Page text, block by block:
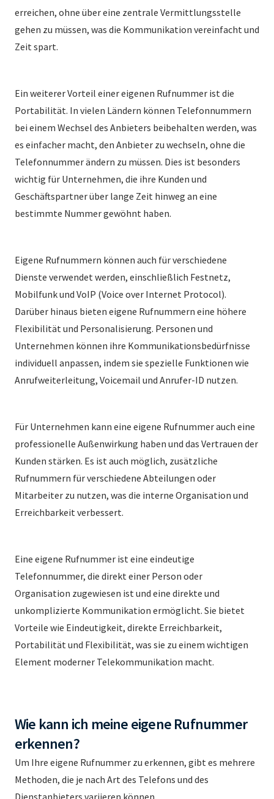
erreichen, ohne über eine zentrale Vermittlungsstelle
gehen zu müssen, was die Kommunikation vereinfacht und
Zeit spart.
Ein weiterer Vorteil einer eigenen Rufnummer ist die
Portabilität. In vielen Ländern können Telefonnummern
bei einem Wechsel des Anbieters beibehalten werden, was
es einfacher macht, den Anbieter zu wechseln, ohne die
Telefonnummer ändern zu müssen. Dies ist besonders
wichtig für Unternehmen, die ihre Kunden und
Geschäftspartner über lange Zeit hinweg an eine
bestimmte Nummer gewöhnt haben.
Eigene Rufnummern können auch für verschiedene
Dienste verwendet werden, einschließlich Festnetz,
Mobilfunk und VoIP (Voice over Internet Protocol).
Darüber hinaus bieten eigene Rufnummern eine höhere
Flexibilität und Personalisierung. Personen und
Unternehmen können ihre Kommunikationsbedürfnisse
individuell anpassen, indem sie spezielle Funktionen wie
Anrufweiterleitung, Voicemail und Anrufer-ID nutzen.
Für Unternehmen kann eine eigene Rufnummer auch eine
professionelle Außenwirkung haben und das Vertrauen der
Kunden stärken. Es ist auch möglich, zusätzliche
Rufnummern für verschiedene Abteilungen oder
Mitarbeiter zu nutzen, was die interne Organisation und
Erreichbarkeit verbessert.
Eine eigene Rufnummer ist eine eindeutige
Telefonnummer, die direkt einer Person oder
Organisation zugewiesen ist und eine direkte und
unkomplizierte Kommunikation ermöglicht. Sie bietet
Vorteile wie Eindeutigkeit, direkte Erreichbarkeit,
Portabilität und Flexibilität, was sie zu einem wichtigen
Element moderner Telekommunikation macht.
Wie kann ich meine eigene Rufnummer
erkennen?
Um Ihre eigene Rufnummer zu erkennen, gibt es mehrere
Methoden, die je nach Art des Telefons und des
Dienstanbieters variieren können.